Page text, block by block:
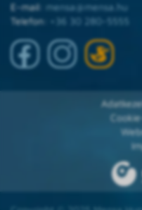
E-mail: mensa@mensa.hu
Telefon:
+36 30 280-5555